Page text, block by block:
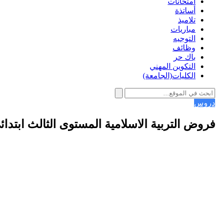
أساتذة
تلاميذ
مباريات
التوجيه
وظائف
باك حر
التكوين المهني
الكليات(الجامعة)
دروس
فروض التربية الاسلامية المستوى الثالث ابتدائي 2024-2025 مع